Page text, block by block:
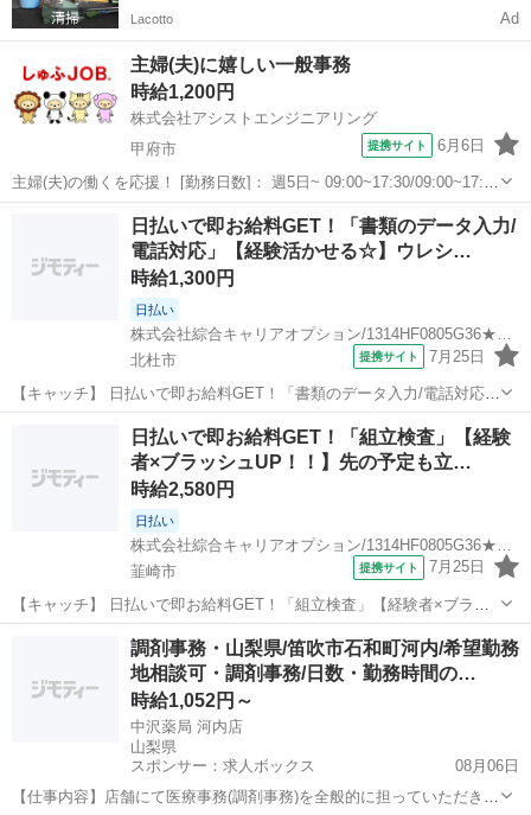
Lacotto Ad
主婦(夫)に嬉しい一般事務
時給1,200円
株式会社アシストエンジニアリング
甲府市
提携サイト 6月6日
主婦(夫)の働くを応援！ [勤務日数]： 週5日~ 09:00~17:30/09:00~17:00
[勤務地・最寄駅]： 山梨県甲府市中央 株式会社アシストエンジニアリ
ング（派遣元） [職種名]：一般事務 [求人...
甲府市 一般事務
日払いで即お給料GET！「書類のデータ入力/
電話対応」【経験活かせる☆】ウレシ…
時給1,300円
日払い
株式会社綜合キャリアオプション/1314HF0805G36★28-N
北杜市
提携サイト 7月25日
【キャッチ】 日払いで即お給料GET！「書類のデータ入力/電話対応」
【経験活かせる☆】ウレシイ残業ほぼナシ♪土日祝休み！Excelマスタ
ーカンゲイ！高時給1300円！ 【コメント】 製造のお仕事をお探しに
おススメ♪ 「未...
北杜市 一般事務
日払いで即お給料GET！「組立検査」【経験
者×ブラッシュUP！！】先の予定も立…
時給2,580円
日払い
韮崎市
提携サイト 7月25日
【キャッチ】 日払いで即お給料GET！「組立検査」【経験者×ブラッ
シュUP！！】先の予定も立てやすい♪土日祝休！高時給2580円！ 【コ
メント】 製造のお仕事をお探しにおススメ♪ 「未経験でも出来る仕事
ないかな・・・」 ...
韮崎市 一般事務
調剤事務・山梨県/笛吹市石和町河内/希望勤務
地相談可・調剤事務/日数・勤務時間の…
時給1,052円～
中沢薬局 河内店
山梨県
スポンサー：求人ボックス
08月06日
【仕事内容】店舗にて医療事務(調剤事務)を全般的に担っていただきま